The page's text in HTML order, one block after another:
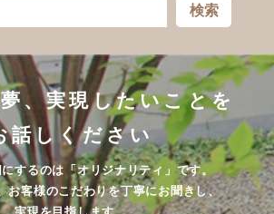
検索
、実現したいことを
話しください
するのは「オリジナリティ」です。
お客様のこだわりを丁寧にお聞きし、